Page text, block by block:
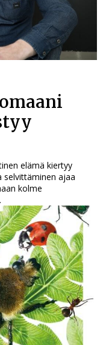
elämä kiertyy
selvittäminen ajaa
kolme